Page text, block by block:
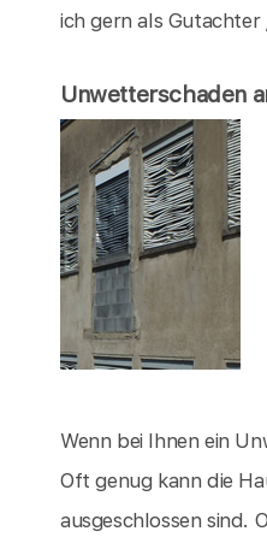
ich gern als
Unwetterschaden
Wenn bei Ihnen ein
Oft genug kann die
ausgeschlossen sind.